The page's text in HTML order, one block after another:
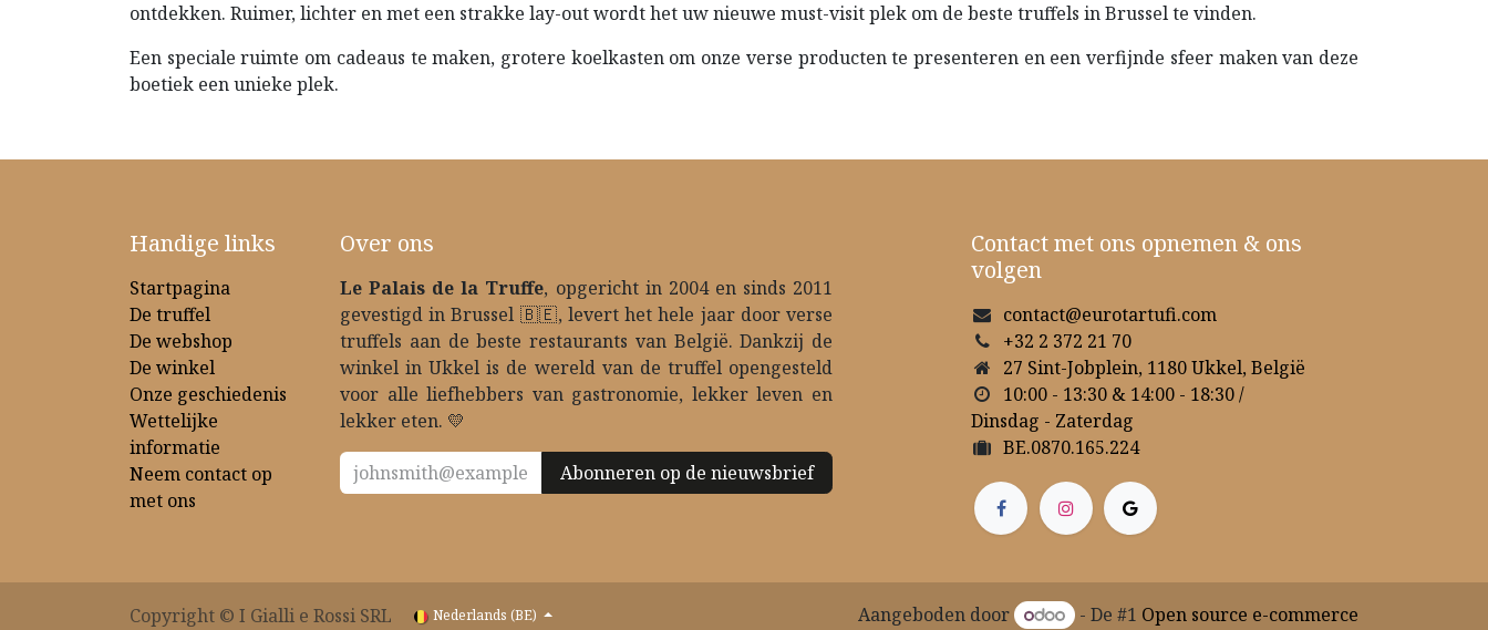
ontdekken. Ruimer, lichter en met een strakke lay-out wordt het uw nieuwe must-visit plek om de beste truffels in Brussel te vinden.
Een speciale ruimte om cadeaus te maken, grotere koelkasten om onze verse producten te presenteren en een verfijnde sfeer maken van deze
boetiek een unieke plek.
Handige links
Startpagina
De truffel
De webshop
De winkel
Onze geschiedenis
Wettelijke
informatie
Neem contact op
met ons
Over ons
Le Palais de la Truffe, opgericht in 2004 en sinds 2011
gevestigd in Brussel 🇧🇪, levert het hele jaar door verse
truffels aan de beste restaurants van België. Dankzij de
winkel in Ukkel is de wereld van de truffel opengesteld
voor alle liefhebbers van gastronomie, lekker leven en
lekker eten. 💛
Abonneren op de nieuwsbrief
Contact met ons opnemen & ons
volgen
contact@eurotartufi.com
+32 2 372 21 70
27 Sint-Jobplein, 1180 Ukkel, België
10:00 - 13:30 & 14:00 - 18:30 /
Dinsdag - Zaterdag
BE.0870.165.224
Copyright © I Gialli e Rossi SRL Nederlands (BE) Aangeboden door - De #1 Open source e-commerce